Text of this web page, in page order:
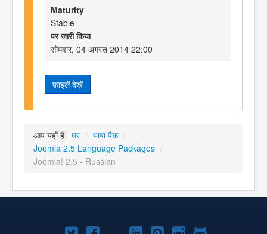
Maturity
Stable
पर जारी किया
सोमवार, 04 अगस्त 2014 22:00
फ़ाइलें देखें
आप यहाँ हैं: घर / भाषा पैक /
Joomla 2.5 Language Packages /
Joomla! 2.5 - Russian